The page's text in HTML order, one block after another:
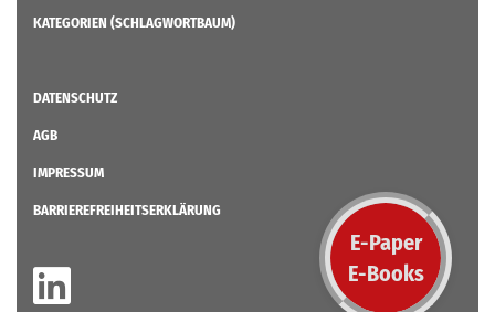
KATEGORIEN (SCHLAGWORTBAUM)
DATENSCHUTZ
AGB
IMPRESSUM
BARRIEREFREIHEITSERKLÄRUNG
E-Paper
E-Books